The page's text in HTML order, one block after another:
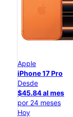
Apple
iPhone 17 Pro
Desde
$45.84 al mes
por 24 meses
Hoy